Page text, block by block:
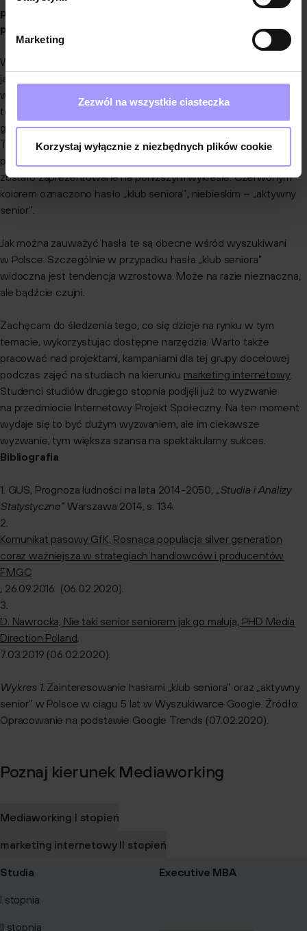
Marketing
Zezwól na wszystkie ciasteczka
Korzystaj wyłącznie z niezbędnych plików cookie
powinny wiedzieć o tym pokoleniu, o jego potrzebach,
przyzwyczajeniach, możliwościach, jak najwięcej.
W Google Trends nie wyświetla się jeszcze Silver Generation
jako hasło wpisywane w wyszukiwarkę na terenie Polski
wystarczająco często, ale to tylko kwestia czasu. Wpisując
to hasło już teraz można znaleźć konferencje i szkolenia o tej
grupie docelowej i przygotowywania komunikatów dla tej grupy.
To trend wznoszący. Można to już dostrzec analizując
popularność haseł takich jak aktywny senior czy klub seniora, co
zostało zaprezentowane na poniższym wykresie. Czerwonym
kolorem oznaczono hasło „klub seniora”, niebieskim – „aktywny
senior”.
Jak można zauważyć hasła te są obecne wśród wyszukiwani
w Polsce. Szczególnie w przypadku hasła „klub seniora”
widoczna jest tendencja wzrostowa. Może na razie nieznaczna,
ale bądźcie czujni.
Zachęcam do śledzenia tego, co się dzieje na rynku w tym
temacie, wykorzystując dostępne narzędzia. Warto także
pracować nad projektami, kampaniami dla tej grupy docelowej
podczas zajęć na studiach na kierunku marketing internetowy.
Studenci studiów drugiego stopnia podjęli już to wyzwanie
na przedmiocie Internetowy Projekt Społeczny. Na ten moment
wydaje się to być dużym wyzwaniem, ale im ciekawsze
wyzwanie, tym większa szansa na spektakularny sukces.
Bibliografia
1. GUS, Prognoza ludności na lata 2014-2050, „Studia i Analizy
Statystyczne”Warszawa 2014, s. 134.
2.
Komunikat pasowy GfK, Rosnąca populacja silver generation
coraz ważniejsza w strategiach handlowców i producentów
FMGC
, 26.09.2016 (06.02.2020).
3.
D. Nawrocka, Nie taki senior seniorem jak go malują, PHD Media
Direction Poland,
7.03.2019 (06.02.2020).
Wykres 1. Zainteresowanie hasłami „klub seniora” oraz „aktywny
senior” w Polsce w ciągu 5 lat w Wyszukiwarce Google. Źródło:
Opracowanie na podstawie Google Trends (07.02.2020).
Poznaj kierunek Mediaworking
Mediaworking I stopień
marketing internetowy II stopień
Studia
I stopnia
II stopnia
Executive MBA